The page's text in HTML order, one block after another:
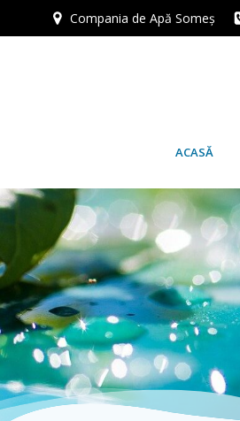
Compania de Apă Someș
ACASĂ